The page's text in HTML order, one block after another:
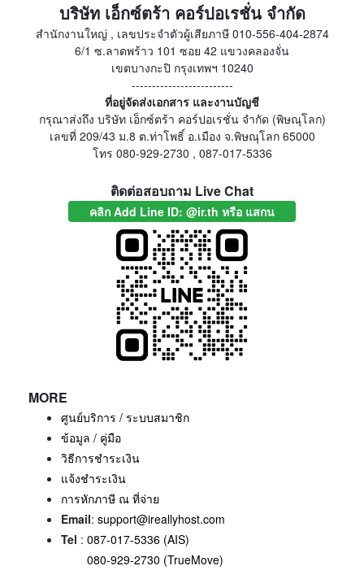
บริษัท เอ็กซ์ตร้า คอร์ปอเรชั่น จำกัด
สำนักงานใหญ่ , เลขประจำตัวผู้เสียภาษี 010-556-404-2874
6/1 ซ.ลาดพร้าว 101 ซอย 42 แขวงคลองจั่น
เขตบางกะปิ กรุงเทพฯ 10240
-------------------------
ที่อยู่จัดส่งเอกสาร และงานบัญชี
กรุณาส่งถึง บริษัท เอ็กซ์ตร้า คอร์ปอเรชั่น จำกัด (พิษณุโลก)
เลขที่ 209/43 ม.8 ต.ท่าโพธิ์ อ.เมือง จ.พิษณุโลก 65000
โทร 080-929-2730 , 087-017-5336
ติดต่อสอบถาม Live Chat
คลิก Add Line ID: @ir.th หรือ แสกน
MORE
ศูนย์บริการ / ระบบสมาชิก
ข้อมูล / คู่มือ
วิธีการชำระเงิน
แจ้งชำระเงิน
การหักภาษี ณ ที่จ่าย
Email: support@ireallyhost.com
Tel : 087-017-5336 (AIS)
080-929-2730 (TrueMove)